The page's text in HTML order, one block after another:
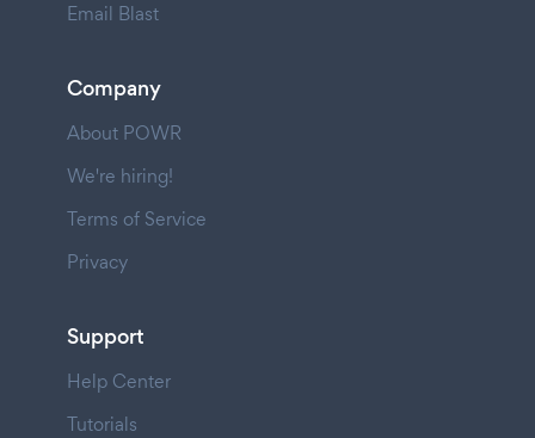
Email Blast
Company
About POWR
We're hiring!
Terms of Service
Privacy
Support
Help Center
Tutorials